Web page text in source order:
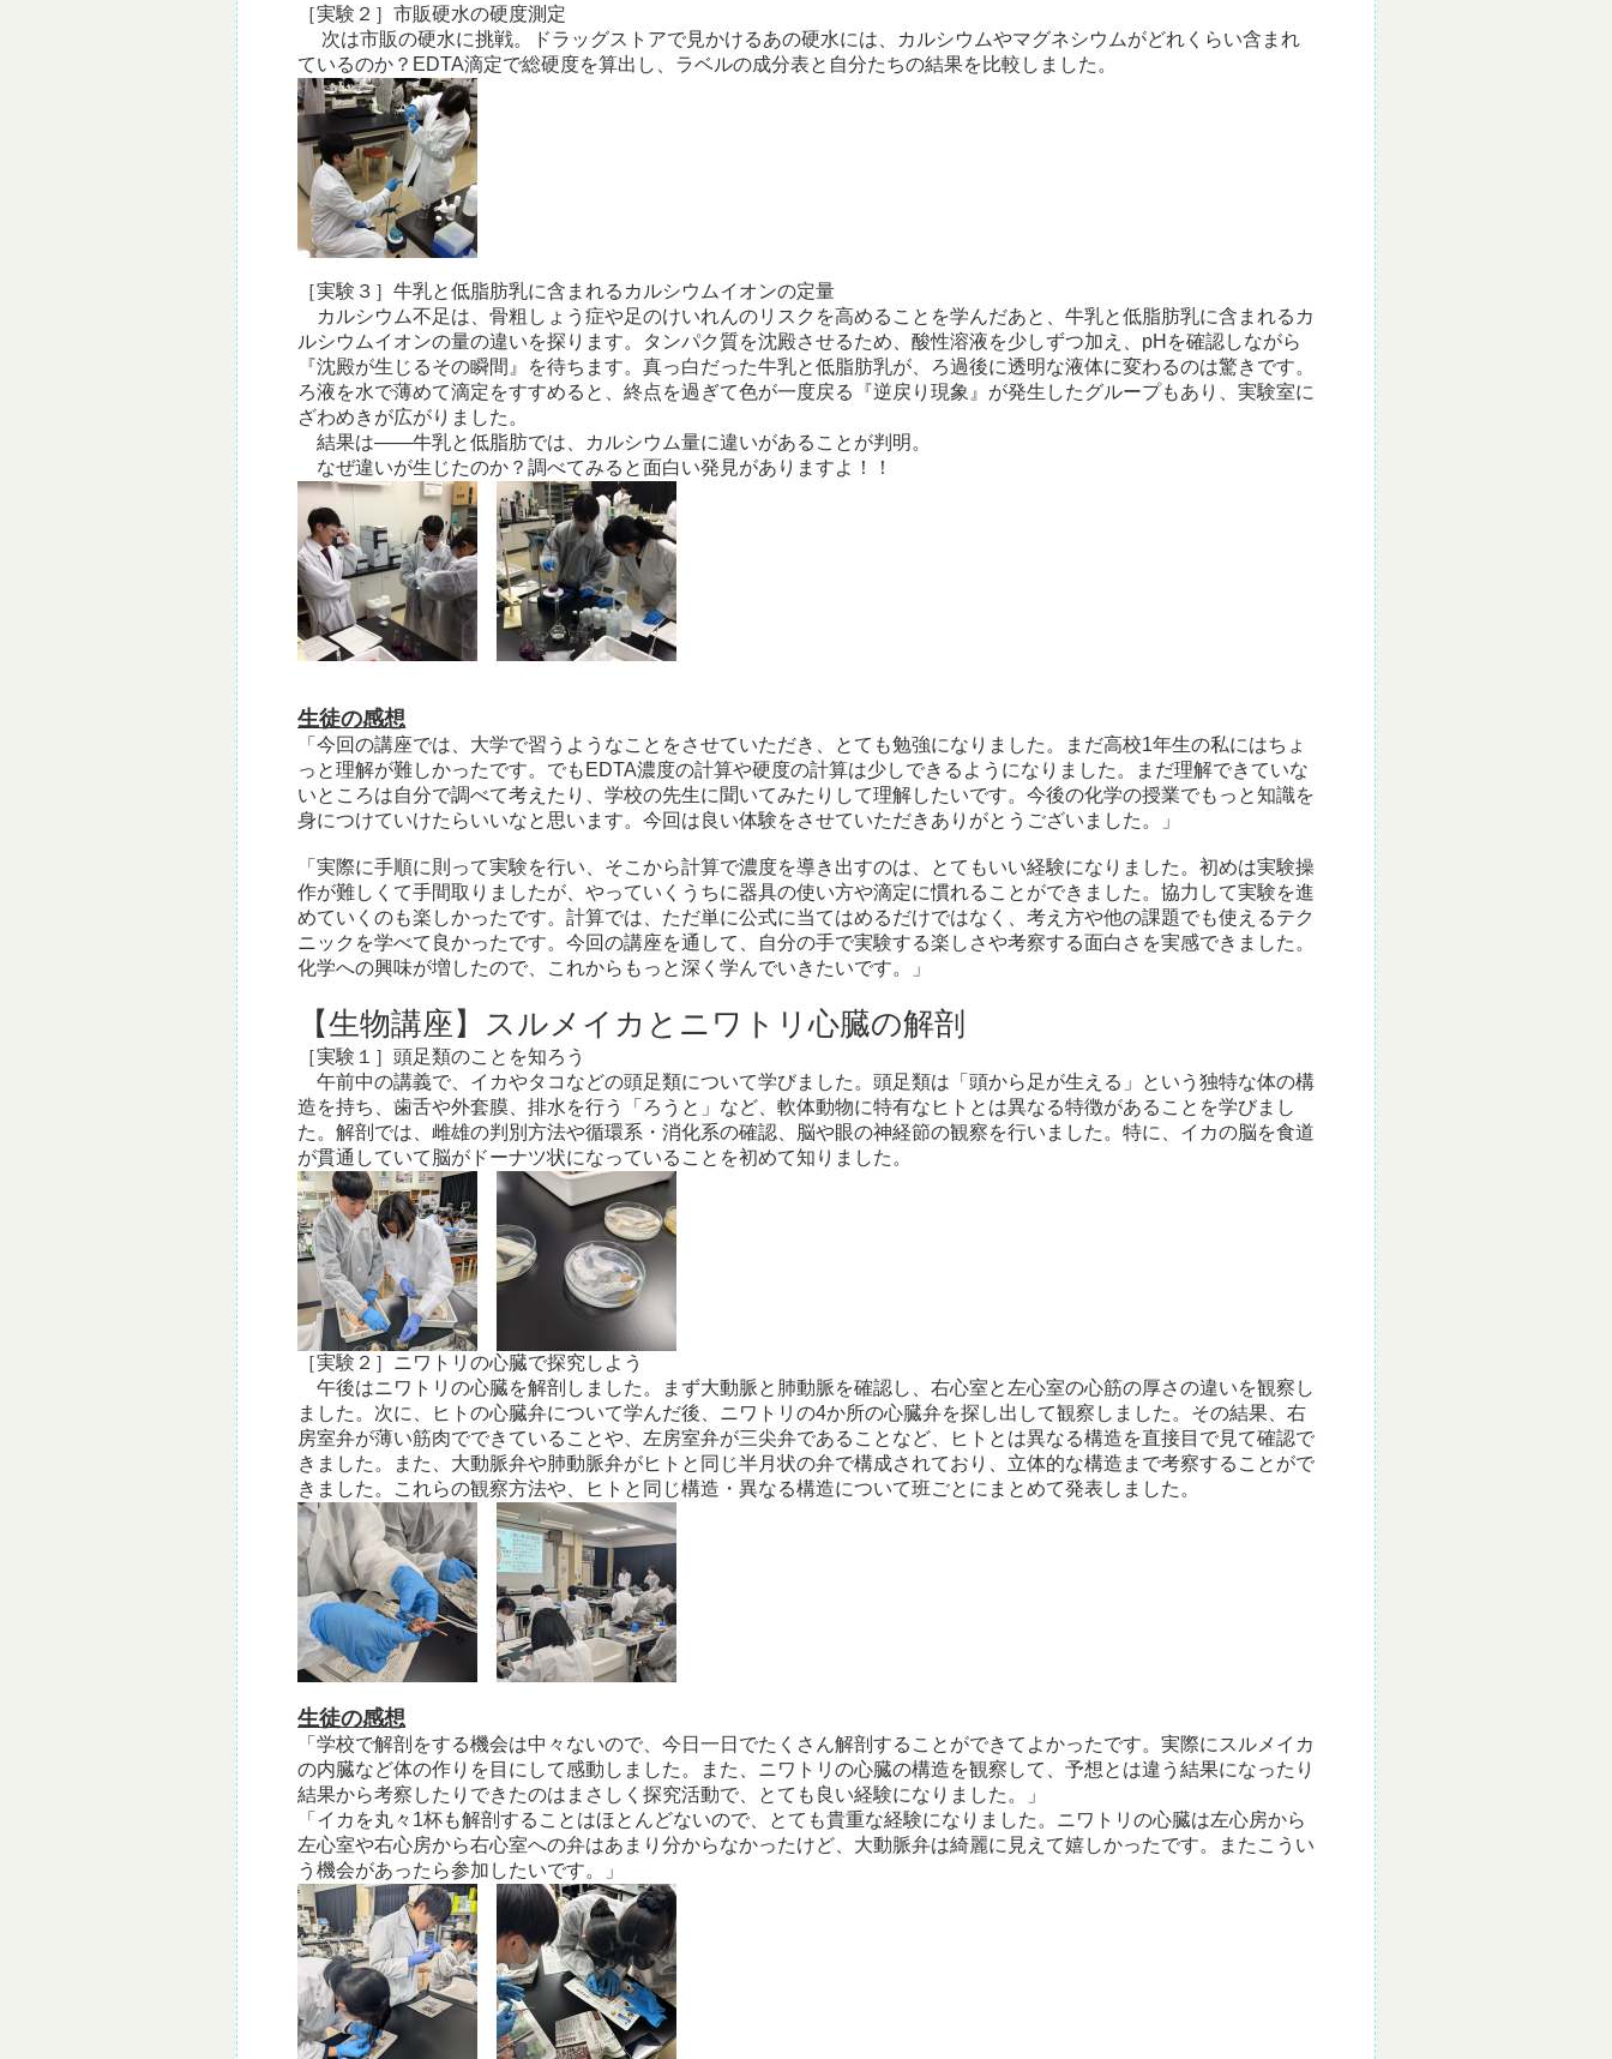
［実験２］市販硬水の硬度測定
次は市販の硬水に挑戦。ドラッグストアで見かけるあの硬水には、カルシウムやマグネシウムがどれくらい含まれ
ているのか？EDTA滴定で総硬度を算出し、ラベルの成分表と自分たちの結果を比較しました。
［実験３］牛乳と低脂肪乳に含まれるカルシウムイオンの定量
カルシウム不足は、骨粗しょう症や足のけいれんのリスクを高めることを学んだあと、牛乳と低脂肪乳に含まれるカ
ルシウムイオンの量の違いを探ります。タンパク質を沈殿させるため、酸性溶液を少しずつ加え、pHを確認しながら
『沈殿が生じるその瞬間』を待ちます。真っ白だった牛乳と低脂肪乳が、ろ過後に透明な液体に変わるのは驚きです。
ろ液を水で薄めて滴定をすすめると、終点を過ぎて色が一度戻る『逆戻り現象』が発生したグループもあり、実験室に
ざわめきが広がりました。
結果は――牛乳と低脂肪では、カルシウム量に違いがあることが判明。
なぜ違いが生じたのか？調べてみると面白い発見がありますよ！！
生徒の感想
「今回の講座では、大学で習うようなことをさせていただき、とても勉強になりました。まだ高校1年生の私にはちょ
っと理解が難しかったです。でもEDTA濃度の計算や硬度の計算は少しできるようになりました。まだ理解できていな
いところは自分で調べて考えたり、学校の先生に聞いてみたりして理解したいです。今後の化学の授業でもっと知識を
身につけていけたらいいなと思います。今回は良い体験をさせていただきありがとうございました。」
「実際に手順に則って実験を行い、そこから計算で濃度を導き出すのは、とてもいい経験になりました。初めは実験操
作が難しくて手間取りましたが、やっていくうちに器具の使い方や滴定に慣れることができました。協力して実験を進
めていくのも楽しかったです。計算では、ただ単に公式に当てはめるだけではなく、考え方や他の課題でも使えるテク
ニックを学べて良かったです。今回の講座を通して、自分の手で実験する楽しさや考察する面白さを実感できました。
化学への興味が増したので、これからもっと深く学んでいきたいです。」
【生物講座】スルメイカとニワトリ心臓の解剖
［実験１］頭足類のことを知ろう
午前中の講義で、イカやタコなどの頭足類について学びました。頭足類は「頭から足が生える」という独特な体の構
造を持ち、歯舌や外套膜、排水を行う「ろうと」など、軟体動物に特有なヒトとは異なる特徴があることを学びまし
た。解剖では、雌雄の判別方法や循環系・消化系の確認、脳や眼の神経節の観察を行いました。特に、イカの脳を食道
が貫通していて脳がドーナツ状になっていることを初めて知りました。
［実験２］ニワトリの心臓で探究しよう
午後はニワトリの心臓を解剖しました。まず大動脈と肺動脈を確認し、右心室と左心室の心筋の厚さの違いを観察し
ました。次に、ヒトの心臓弁について学んだ後、ニワトリの4か所の心臓弁を探し出して観察しました。その結果、右
房室弁が薄い筋肉でできていることや、左房室弁が三尖弁であることなど、ヒトとは異なる構造を直接目で見て確認で
きました。また、大動脈弁や肺動脈弁がヒトと同じ半月状の弁で構成されており、立体的な構造まで考察することがで
きました。これらの観察方法や、ヒトと同じ構造・異なる構造について班ごとにまとめて発表しました。
生徒の感想
「学校で解剖をする機会は中々ないので、今日一日でたくさん解剖することができてよかったです。実際にスルメイカ
の内臓など体の作りを目にして感動しました。また、ニワトリの心臓の構造を観察して、予想とは違う結果になったり
結果から考察したりできたのはまさしく探究活動で、とても良い経験になりました。」
「イカを丸々1杯も解剖することはほとんどないので、とても貴重な経験になりました。ニワトリの心臓は左心房から
左心室や右心房から右心室への弁はあまり分からなかったけど、大動脈弁は綺麗に見えて嬉しかったです。またこうい
う機会があったら参加したいです。」